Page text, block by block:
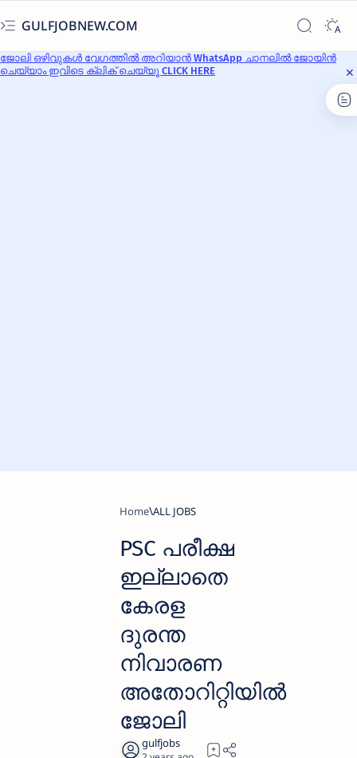
GULFJOBNEW.COM
ജോലി ഒഴിവുകൾ വേഗത്തിൽ അറിയാൻ WhatsApp ചാനലിൽ ജോയിൻ
ചെയ്യാം ഇവിടെ ക്ലിക് ചെയ്യൂ CLICK HERE
Home ALL JOBS
PSC പരീക്ഷ
ഇല്ലാതെ
കേരള
ദുരന്ത
നിവാരണ
അതോറിറ്റിയിൽ
ജോലി